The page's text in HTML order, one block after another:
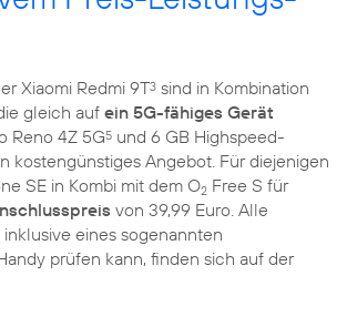
Xiaomi Redmi 9T3 sind in Kombination
gleich auf ein 5G-fähiges Gerät
Reno 4Z 5G5 und 6 GB Highspeed-
kostengünstiges Angebot. Für diejenigen
SE in Kombi mit dem O2 Free S für
von 39,99 Euro. Alle
eines sogenannten
prüfen kann, finden sich auf der